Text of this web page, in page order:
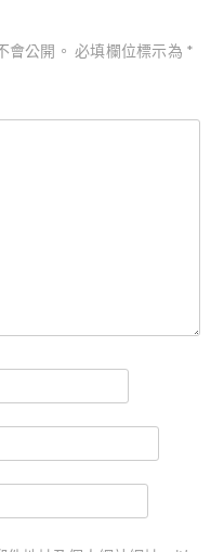
會公開。 必填欄位標示為 *